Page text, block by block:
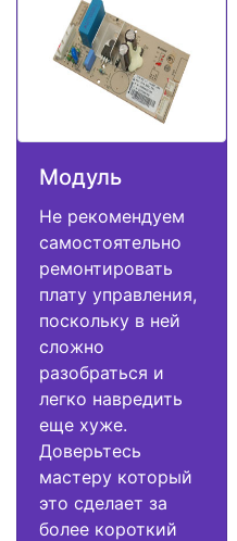
Модуль
Не рекомендуем
самостоятельно
ремонтировать
плату управления,
поскольку в ней
сложно
разобраться и
легко навредить
еще хуже.
Доверьтесь
мастеру который
это сделает за
более короткий